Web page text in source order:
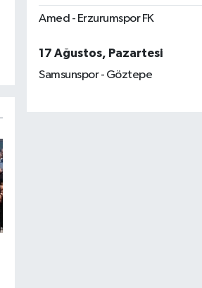
Amed - Erzurumspor FK
17 Ağustos, Pazartesi
Samsunspor - Göztepe